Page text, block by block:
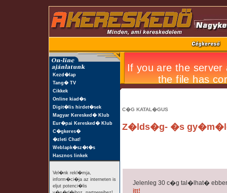
Kezd�lap
Tang� TV
Cikkek
Online kiad�s
Digit�lis hirdet�sek
Magyar Keresked� Klub
Eur�pai Keresked� Klub
C�gkeres�
�zleti Chat!
Weblapk�sz�t�s
Hasznos linkek
Vel�nk rekl�mja,
inform�ci�ja az interneten is
eljut potenci�lis
C�G KATAL�GUS
Z�lds�g- �s
Jelenleg 30 c�g tal�lhat�
itt!